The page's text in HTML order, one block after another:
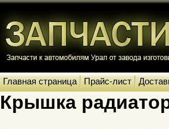
Главная страница Прайс-лист
Крышка